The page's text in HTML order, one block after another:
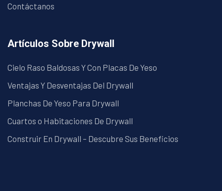
Contáctanos
Artículos Sobre Drywall
Cielo Raso Baldosas Y Con Placas De Yeso
Ventajas Y Desventajas Del Drywall
Planchas De Yeso Para Drywall
Cuartos o Habitaciones De Drywall
Construir En Drywall – Descubre Sus Beneficios